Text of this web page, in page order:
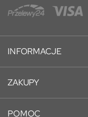
INFORMACJE
Kontakt
Promocje
ZAKUPY
Adresy
POMOC